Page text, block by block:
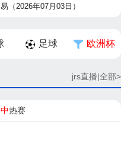
（2026年07月03日）
足球 欧洲杯
jrs直播|全部>
热赛